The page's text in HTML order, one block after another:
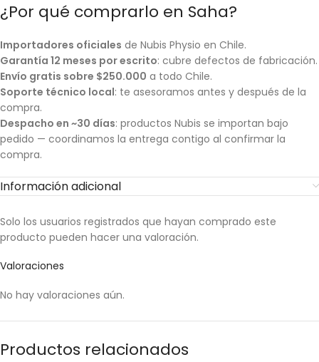
¿Por qué comprarlo en Saha?
Importadores oficiales de Nubis Physio en Chile.
Garantía 12 meses por escrito: cubre defectos de fabricación.
Envío gratis sobre $250.000 a todo Chile.
Soporte técnico local: te asesoramos antes y después de la
compra.
Despacho en ~30 días: productos Nubis se importan bajo
pedido — coordinamos la entrega contigo al confirmar la
compra.
Información adicional
Valoraciones
No hay valoraciones aún.
Solo los usuarios registrados que hayan comprado este
producto pueden hacer una valoración.
Productos relacionados